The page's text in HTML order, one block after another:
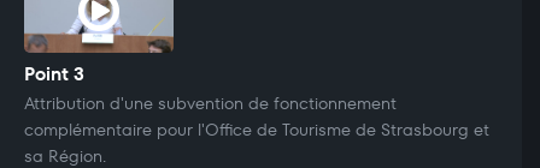
Point 3
Attribution d'une subvention de fonctionnement
complémentaire pour l'Office de Tourisme de Strasbourg et
sa Région.